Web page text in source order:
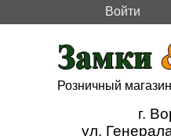
Войти
Розничный
г.
ул.